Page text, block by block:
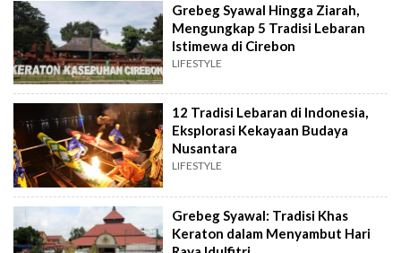
Grebeg Syawal Hingga Ziarah,
Mengungkap 5 Tradisi Lebaran
Istimewa di Cirebon
LIFESTYLE
12 Tradisi Lebaran di Indonesia,
Eksplorasi Kekayaan Budaya
Nusantara
LIFESTYLE
Grebeg Syawal: Tradisi Khas
Keraton dalam Menyambut Hari